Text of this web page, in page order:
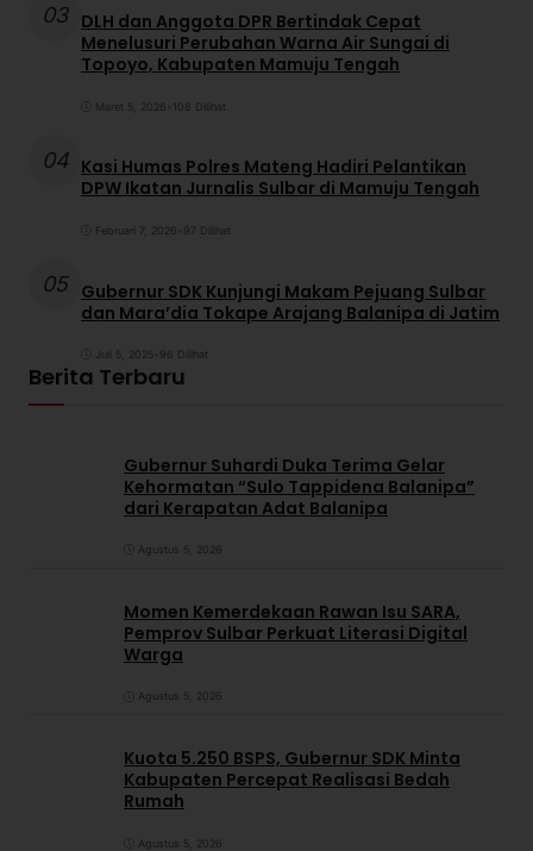
03 DLH dan Anggota DPR Bertindak Cepat
Menelusuri Perubahan Warna Air Sungai di
Topoyo, Kabupaten Mamuju Tengah
Maret 5, 2026 108 Dilihat
04 Kasi Humas Polres Mateng Hadiri Pelantikan
DPW Ikatan Jurnalis Sulbar di Mamuju Tengah
Februari 7, 2026 97 Dilihat
05 Gubernur SDK Kunjungi Makam Pejuang Sulbar
dan Mara’dia Tokape Arajang Balanipa di Jatim
Juli 5, 2025 96 Dilihat
Berita Terbaru
Gubernur Suhardi Duka Terima Gelar
Kehormatan “Sulo Tappidena Balanipa”
dari Kerapatan Adat Balanipa
Agustus 5, 2026
Momen Kemerdekaan Rawan Isu SARA,
Pemprov Sulbar Perkuat Literasi Digital
Warga
Agustus 5, 2026
Kuota 5.250 BSPS, Gubernur SDK Minta
Kabupaten Percepat Realisasi Bedah
Rumah
Agustus 5, 2026